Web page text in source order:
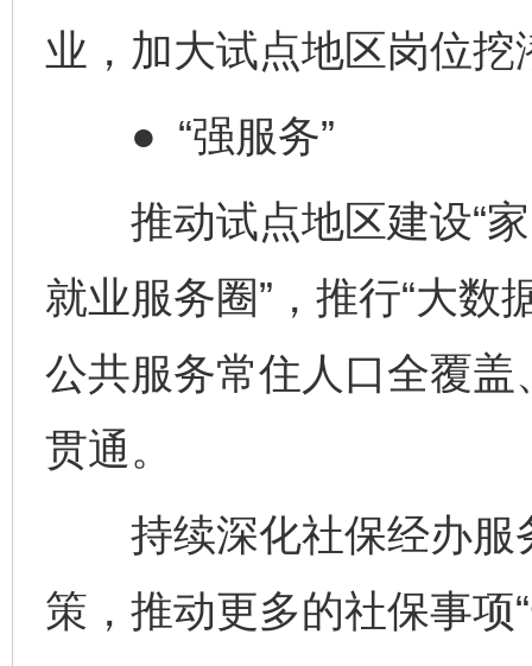
业，加大试点地区岗位挖
● “强服务”
推动试点地区建设“家
就业服务圈”，推行“大数
公共服务常住人口全覆
贯通。
持续深化社保经办服
策，推动更多的社保事项